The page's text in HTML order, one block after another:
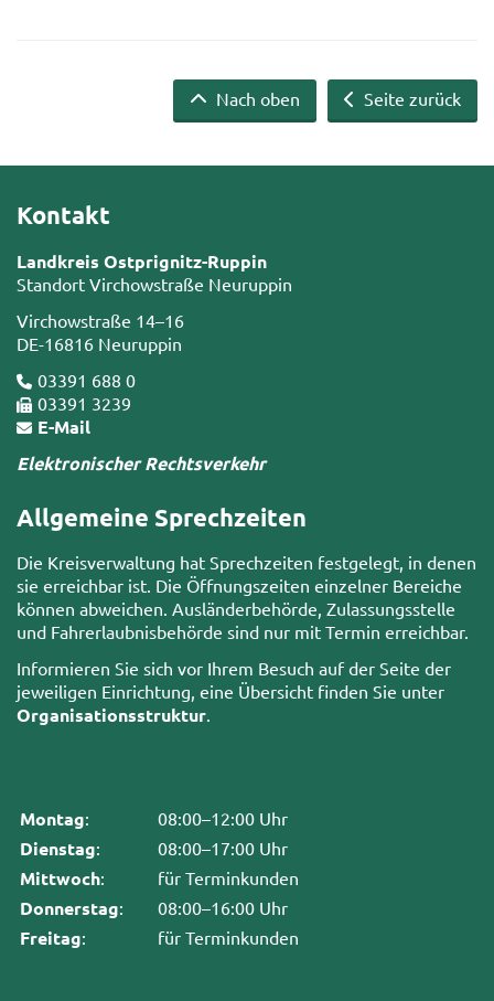
Seite zurück
Nach oben
Kontakt
Landkreis Ostprignitz-Ruppin
Standort Virchowstraße Neuruppin
Virchowstraße 14–16
DE-16816 Neuruppin
03391 688 0
03391 3239
E-Mail
Elektronischer Rechtsverkehr
Allgemeine Sprechzeiten
Die Kreisverwaltung hat Sprechzeiten festgelegt, in denen
sie erreichbar ist. Die Öffnungszeiten einzelner Bereiche
können abweichen. Ausländerbehörde, Zulassungsstelle
und Fahrerlaubnisbehörde sind nur mit Termin erreichbar.
Informieren Sie sich vor Ihrem Besuch auf der Seite der
jeweiligen Einrichtung, eine Übersicht finden Sie unter
Organisationsstruktur.
Montag: 08:00–12:00 Uhr
Dienstag: 08:00–17:00 Uhr
Mittwoch: für Terminkunden
Donnerstag: 08:00–16:00 Uhr
Freitag: für Terminkunden